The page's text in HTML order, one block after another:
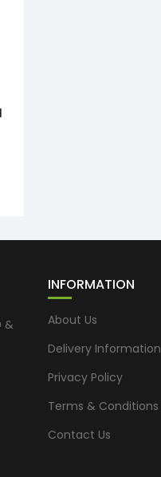
&
INFORMATION
About Us
Delivery Information
Privacy Policy
Terms & Conditions
Contact Us